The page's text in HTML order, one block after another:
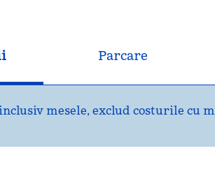
Parcare
mesele, exclud costurile cu